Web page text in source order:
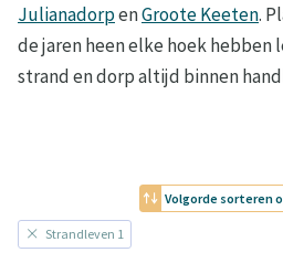
JulianadorpenGroote Keeten.
de jaren heen elke hoek hebben
strand en dorp altijd binnen
Volgorde sorteren
Strandleven 1